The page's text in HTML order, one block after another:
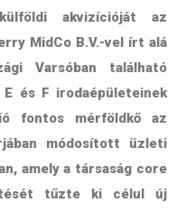
akvizícióját az
MidCo B.V.-vel írt alá
Varsóban található
E és F irodaépületeinek
fontos mérföldkő az
módosított üzleti
amely a társaság core
tűzte ki célul új